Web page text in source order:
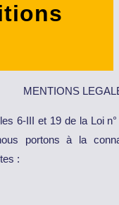
MENTIONS
6-III et 19 de la Loi
portons à la
: